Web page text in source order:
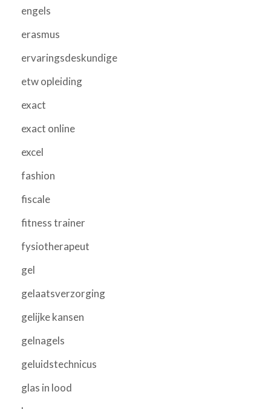
engels
erasmus
ervaringsdeskundige
etw opleiding
exact
exact online
excel
fashion
fiscale
fitness trainer
fysiotherapeut
gel
gelaatsverzorging
gelijke kansen
gelnagels
geluidstechnicus
glas in lood